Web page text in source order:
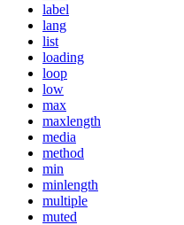
label
lang
list
loading
loop
low
max
maxlength
media
method
min
minlength
multiple
muted